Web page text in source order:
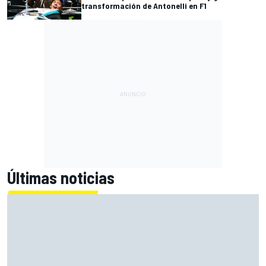
transformación de Antonelli en F1
Últimas noticias